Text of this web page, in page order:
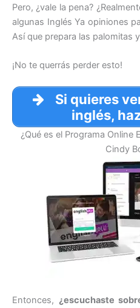
Pero, ¿vale la pena?
algunas Inglés Ya opiniones
Así que prepara las palomitas
¡No te querrás perder esto!
Si quieres
inglés,
¿Qué es el Programa Online
Cindy
Entonces, ¿escuchaste